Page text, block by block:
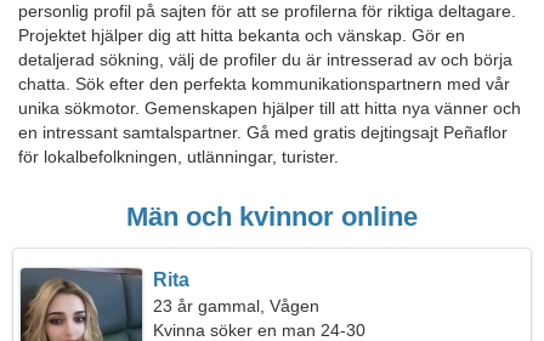
personlig profil på sajten för att se profilerna för riktiga deltagare.
Projektet hjälper dig att hitta bekanta och vänskap. Gör en
detaljerad sökning, välj de profiler du är intresserad av och börja
chatta. Sök efter den perfekta kommunikationspartnern med vår
unika sökmotor. Gemenskapen hjälper till att hitta nya vänner och
en intressant samtalspartner. Gå med gratis dejtingsajt Peñaflor
för lokalbefolkningen, utlänningar, turister.
Män och kvinnor online
Rita
23 år gammal, Vågen
Kvinna söker en man 24-30